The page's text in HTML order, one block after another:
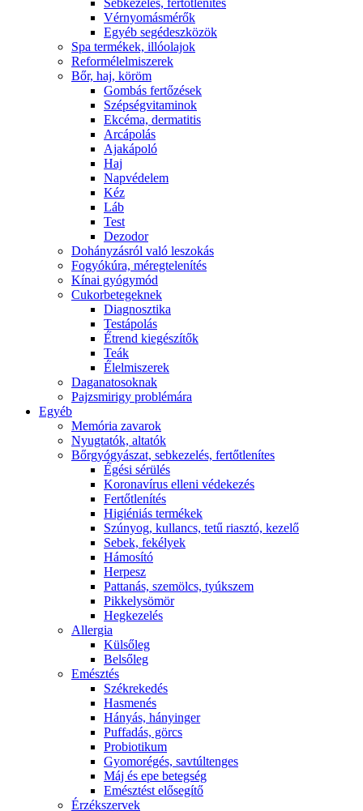
Sebkezelés, fertőtlenítés
Vérnyomásmérők
Egyéb segédeszközök
Spa termékek, illóolajok
Reformélelmiszerek
Bőr, haj, köröm
Gombás fertőzések
Szépségvitaminok
Ekcéma, dermatitis
Arcápolás
Ajakápoló
Haj
Napvédelem
Kéz
Láb
Test
Dezodor
Dohányzásról való leszokás
Fogyókúra, méregtelenítés
Kínai gyógymód
Cukorbetegeknek
Diagnosztika
Testápolás
É́trend kiegészítők
Teák
É́lelmiszerek
Daganatosoknak
Pajzsmirigy problémára
Egyéb
Memória zavarok
Nyugtatók, altatók
Bőrgyógyászat, sebkezelés, fertőtlenítes
É́gési sérülés
Koronavírus elleni védekezés
Fertőtlenítés
Higiéniás termékek
Szúnyog, kullancs, tetű riasztó, kezelő
Sebek, fekélyek
Hámosító
Herpesz
Pattanás, szemölcs, tyúkszem
Pikkelysömör
Hegkezelés
Allergia
Külsőleg
Belsőleg
Emésztés
Székrekedés
Hasmenés
Hányás, hányinger
Puffadás, görcs
Probiotikum
Gyomorégés, savtúltenges
Máj és epe betegség
Emésztést elősegítő
Érzékszervek